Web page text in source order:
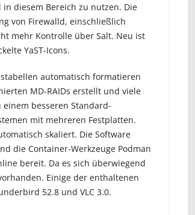
diesem Bereich zu nutzen. Die
von Firewalld, einschließlich
mehr Kontrolle über Salt. Neu ist
YaST-Icons.
automatisch formatieren
MD-RAIDs erstellt und viele
besseren Standard-
mit mehreren Festplatten.
skaliert. Die Software
die Container-Werkzeuge Podman
bereit. Da es sich überwiegend
Einige der enthaltenen
52.8 und VLC 3.0.